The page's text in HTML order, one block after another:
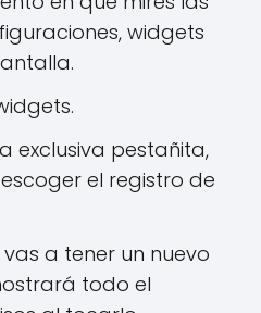
widgets
exclusiva pestañita,
el registro de
a tener un nuevo
todo el